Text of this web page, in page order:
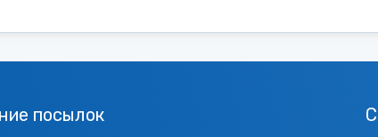
посылок